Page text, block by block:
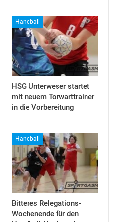
Handball
HSG Unterweser startet
mit neuem Torwarttrainer
in die Vorbereitung
Handball
Bitteres Relegations-
Wochenende für den